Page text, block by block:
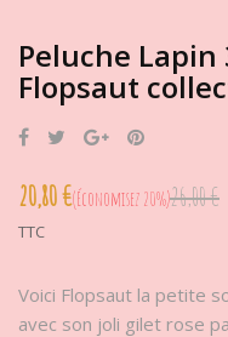
Peluche
Flopsaut
PartagerTweet Google+
20,80 € Économisez 20%26,00 €
TTC
Voici Flopsaut la petite
avec son joli gilet rose